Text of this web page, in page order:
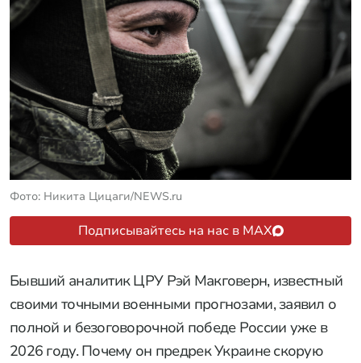
Фото: Никита Цицаги/NEWS.ru
Подписывайтесь на нас в MAX
Бывший аналитик ЦРУ Рэй Макговерн, известный
своими точными военными прогнозами, заявил о
полной и безоговорочной победе России уже в
2026 году. Почему он предрек Украине скорую